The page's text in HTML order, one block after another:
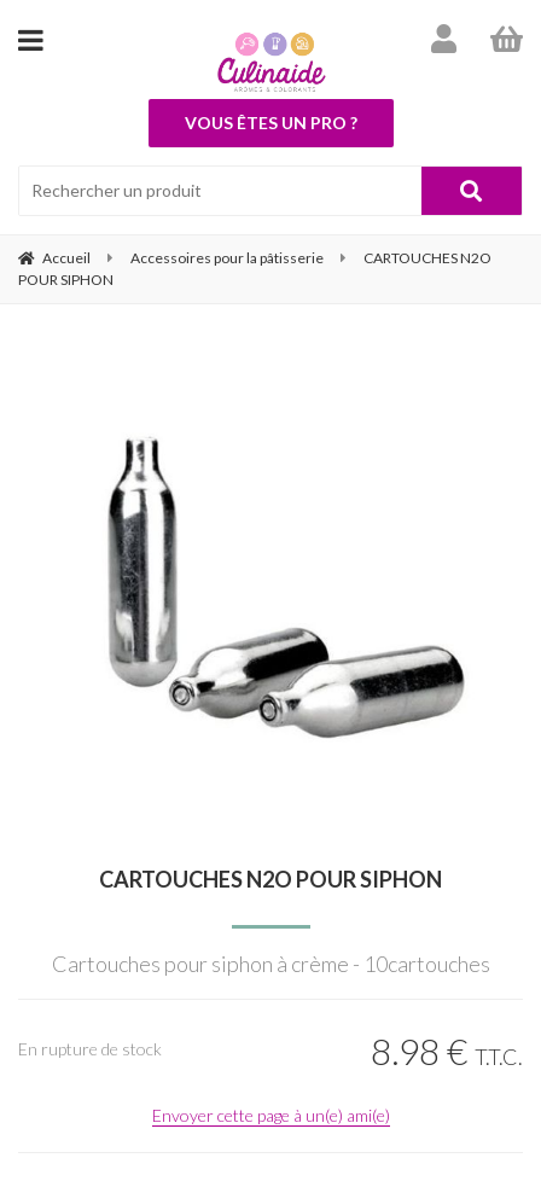
VOUS ÊTES UN PRO ?
Accueil Accessoires pour la pâtisserie
CARTOUCHES N2O
POUR SIPHON
CARTOUCHES N2O POUR SIPHON
Cartouches pour siphon à crème - 10cartouches
8.98 € T.T.C.
En rupture de stock
Envoyer cette page à un(e) ami(e)